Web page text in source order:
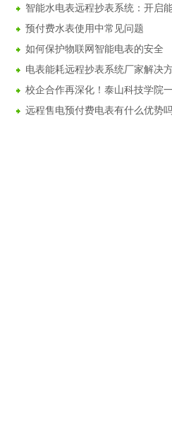
智能水电表远程抄表系统：开启
预付费水表使用中常见问题
如何保护物联网智能电表的安全
电表能耗远程抄表系统厂家解决
校企合作再深化！泰山科技学院
远程售电预付费电表有什么优势